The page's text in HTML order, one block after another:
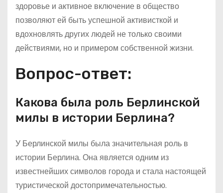
здоровье и активное включение в общество
позволяют ей быть успешной активисткой и
вдохновлять других людей не только своими
действиями, но и примером собственной жизни.
Вопрос-ответ:
Какова была роль Берлинской
милы в истории Берлина?
У Берлинской милы была значительная роль в
истории Берлина. Она является одним из
известнейших символов города и стала настоящей
туристической достопримечательностью.